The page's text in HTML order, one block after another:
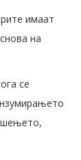
имаат
на
се